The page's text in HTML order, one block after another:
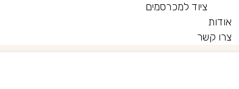
ציוד למכרסמים
אודות
צרו קשר